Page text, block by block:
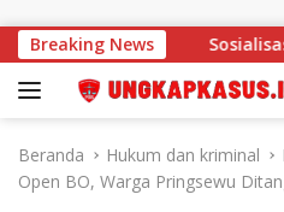
Breaking NewsSosialisasi
Beranda Hukum dan kriminal
Open BO, Warga Pringsewu